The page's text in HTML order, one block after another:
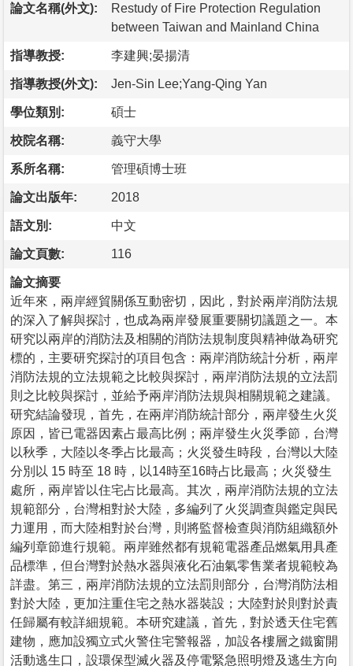
論文名稱(外文):
Restudy of Fire Protection Regulation
between Taiwan and Mainland China
指導教授: 李建興;晏揚清
指導教授(外文): Jen-Sin Lee;Yang-Qing Yan
學位類別: 碩士
校院名稱: 義守大學
系所名稱: 管理碩博士班
論文出版年: 2018
語文別: 中文
論文頁數: 116
論文摘要
近年來，兩岸經貿關係互動密切，因此，對於兩岸消防法規
的深入了解與探討，也成為兩岸發展重要關切議題之一。本
研究以兩岸的消防法及相關的消防法規制度與精神做為研究
標的，主要研究探討的項目包含：兩岸消防統計分析，兩岸
消防法規的立法規範之比較與探討，兩岸消防法規的立法罰
則之比較與探討，並給予兩岸消防法規與相關規範之建議。
研究結論發現，首先，在兩岸消防統計部分，兩岸發生火災
原因，皆已電器因素占最高比例；兩岸發生火災季節，台灣
以秋季，大陸以冬季占比最高；火災發生時段，台灣以大陸
分別以 15 時至 18 時，以14時至16時占比最高；火災發生
處所，兩岸皆以住宅占比最高。其次，兩岸消防法規的立法
規範部分，台灣相對於大陸，多編列了火災調查與鑑定與民
力運用，而大陸相對於台灣，則將監督檢查與消防組織額外
編列章節進行規範。兩岸雖然都有規範電器產品燃氣用具產
品標準，但台灣對於熱水器與液化石油氣零售業者規範較為
詳盡。第三，兩岸消防法規的立法罰則部分，台灣消防法相
對於大陸，更加注重住宅之熱水器裝設；大陸對於則對於責
任歸屬有較詳細規範。本研究建議，首先，對於透天住宅舊
建物，應加設獨立式火警住宅警報器，加設各樓層之鐵窗開
活動逃生口，設環保型滅火器及停電緊急照明燈及逃生方向